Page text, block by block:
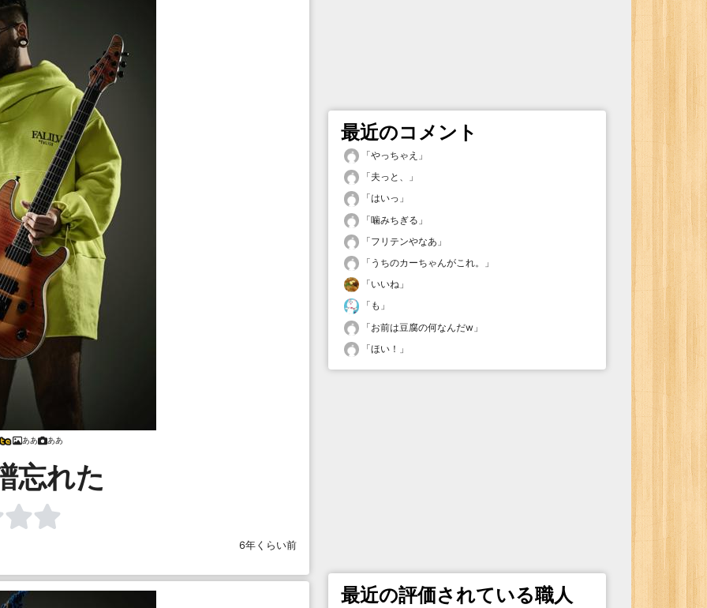
ああ ああ
忘れた
6年くらい前
最近のコメント
「やっちゃえ 」
「夫っと、
」
「はいっ 」
「噛みちぎる 」
「フリテンやなあ 」
「 うちのカーちゃんがこれ。
」
「いいね 」
「 も 」
「お前は豆腐の何なんだw 」
「ほい！ 」
最近の評価されている職人